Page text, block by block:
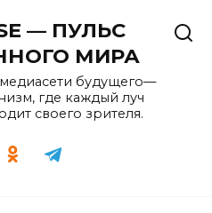
— ПУЛЬС
МИРА
будущего—
где каждый луч
своего зрителя.